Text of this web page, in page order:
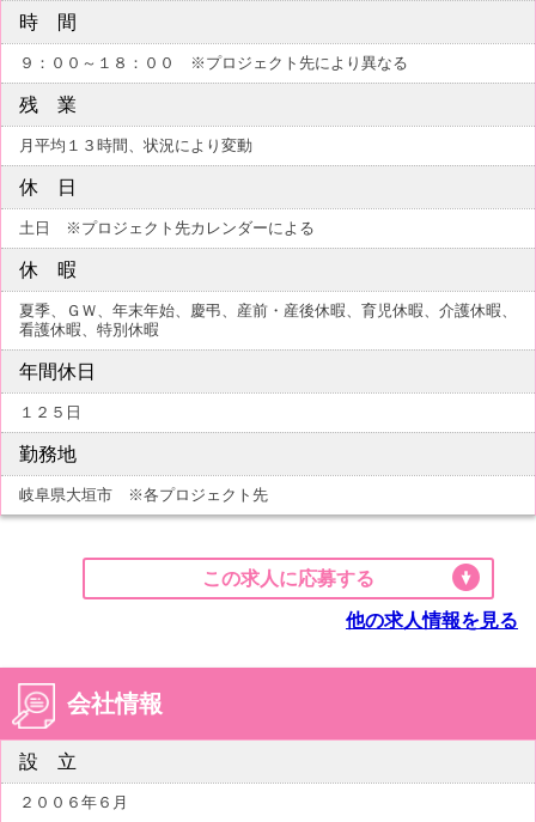
時 間
９：００～１８：００ ※プロジェクト先により異なる
残 業
月平均１３時間、状況により変動
休 日
土日 ※プロジェクト先カレンダーによる
休 暇
夏季、ＧＷ、年末年始、慶弔、産前・産後休暇、育児休暇、介護休暇、
看護休暇、特別休暇
年間休日
１２５日
勤務地
岐阜県大垣市 ※各プロジェクト先
この求人に応募する
他の求人情報を見る
会社情報
設 立
２００６年６月